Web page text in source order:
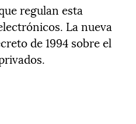
regulan esta
La nueva
de 1994 sobre el